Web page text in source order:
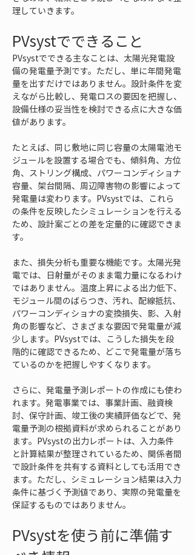
理していきます。
PVsystでできること
PVsystでできる主なことは、太陽光発電設
備の発電量予測です。ただし、単に年間発電
量を出すだけではありません。設計条件を変
えながら比較し、発電ロスの要因を把握し、
設備仕様の妥当性を検討できる点に大きな価
値があります。
たとえば、同じ敷地に同じ容量の太陽電池モ
ジュールを設置する場合でも、傾斜角、方位
角、ストリング構成、パワーコンディショナ
容量、架台間隔、周辺障害物の影響によって
発電量は変わります。PVsystでは、これら
の条件を反映したシミュレーションを行える
ため、設計案ごとの差を定量的に確認できま
す。
また、損失分析も重要な機能です。太陽光発
電では、日射量がそのまま電力量になるわけ
ではありません。温度上昇による出力低下、
モジュール間のばらつき、汚れ、配線抵抗、
パワーコンディショナの変換損失、影、入射
角の影響など、さまざまな要因で発電量が減
少します。PVsystでは、こうした損失を段
階的に確認できるため、どこで発電量が落ち
ているのかを把握しやすくなります。
さらに、発電量予測レポートの作成にも使わ
れます。発電事業では、事業計画、融資検
討、保守計画、竣工後の実績評価などで、発
電量予測の根拠資料が求められることがあり
ます。PVsystの出力レポートは、入力条件
と計算結果が整理されているため、関係者間
で設計条件を共有する資料としても活用でき
ます。ただし、シミュレーション結果は入力
条件に基づく予測値であり、実際の発電量を
保証するものではありません。
PVsystを使う前に準備す